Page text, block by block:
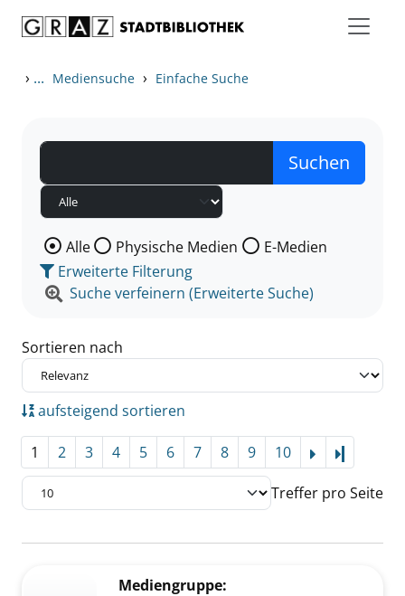
› ... Mediensuche › Einfache Suche
Wählen Sie die Medienart nach der Sie suchen wollen.
Alle Physische Medien
E-Medien
Erweiterte Filterung
Suche verfeinern (Erweiterte Suche)
Sortieren nach
aufsteigend sortieren
1 2 3 4 5 6 7 8 9 10
Treffer pro Seite
Zu den Suchfiltern springen
Mediengruppe: